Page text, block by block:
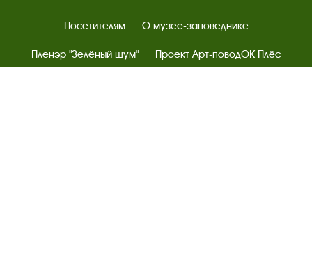
Посетителям О музее-заповеднике
Пленэр "Зелёный шум" Проект Арт-поводОК Плёс